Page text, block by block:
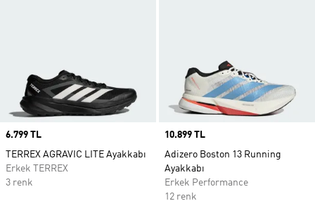
Price
6.799 TL
TERREX AGRAVIC LITE Ayakkabı
Erkek TERREX
3 renk
Price
10.899 TL
Adizero Boston 13 Running
Ayakkabı
Erkek Performance
12 renk